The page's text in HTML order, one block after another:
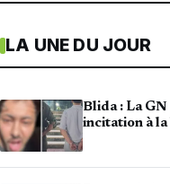
LA UNE DU JOUR
Blida : La
incitation à la